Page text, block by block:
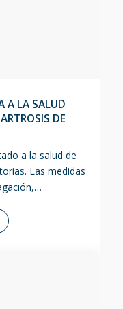
A LA SALUD
DE
a la salud de
Las medidas